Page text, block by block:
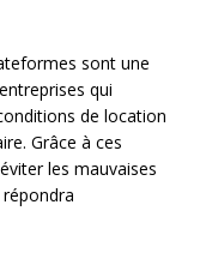
sont une
qui
de location
Grâce à ces
les mauvaises
répondra